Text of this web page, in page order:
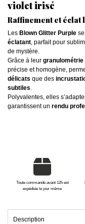
violet irisé
Raffinement et éclat
Les Blown Glitter Purple
éclatant, parfait pour
de mystère.
Grâce à leur granulométrie
précise et homogène,
délicats que des
subtiles.
Polyvalentes, elles
garantissent un rendu
Toute commande avant 12h est
expédiée le jour même
Description